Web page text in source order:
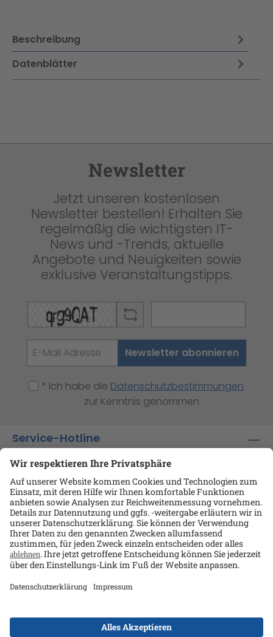
Beschreibung
Datenblätter
Newsletter
Jetzt unseren kostenlosen
Newsletter bestellen! Erhalten Sie
regelmäßig die wichtigsten IT-
News und -Trends, aktuelle
Angebote und Neuigkeiten sowie
exklusive Veranstaltungstipps.
Newsletter abonnieren
* Ich habe die Datenschutzbestimmungen
zur Kenntnis genommen.
Service-Hotline
Shop-Service
Informationen
Ansprechpartner
Kontakt